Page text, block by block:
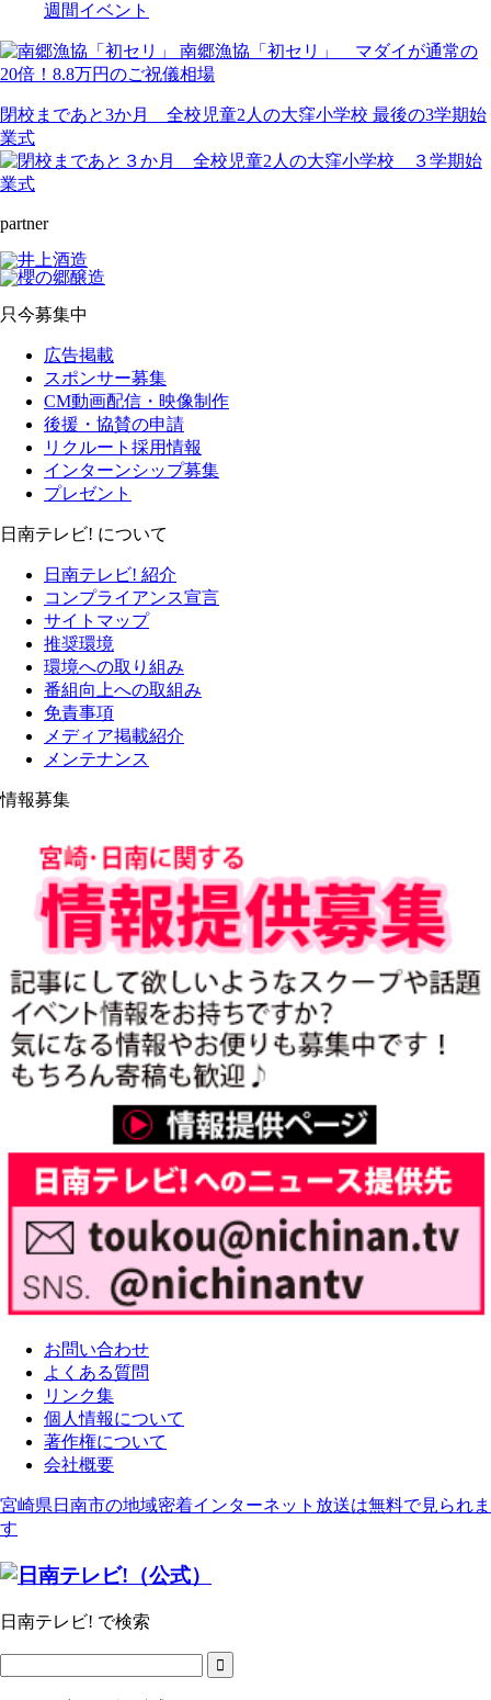
週間イベント
南郷漁協「初セリ」 マダイが通常の
20倍！8.8万円のご祝儀相場
閉校まであと3か月 全校児童2人の大窪小学校 最後の3学期始
業式
partner
只今募集中
広告掲載
スポンサー募集
CM動画配信・映像制作
後援・協賛の申請
リクルート採用情報
インターンシップ募集
プレゼント
日南テレビ! について
日南テレビ! 紹介
コンプライアンス宣言
サイトマップ
推奨環境
環境への取り組み
番組向上への取組み
免責事項
メディア掲載紹介
メンテナンス
情報募集
お問い合わせ
よくある質問
リンク集
個人情報について
著作権について
会社概要
宮崎県日南市の地域密着インターネット放送は無料で見られま
す
日南テレビ! で検索